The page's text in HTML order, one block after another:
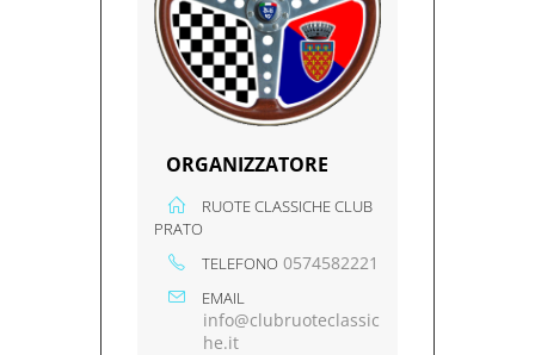
ORGANIZZATORE
RUOTE CLASSICHE CLUB
PRATO
TELEFONO 0574582221
EMAIL
info@clubruoteclassic
he.it